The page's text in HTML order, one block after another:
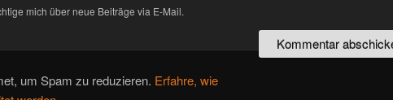
mich über neue Beiträge via E-Mail.
um Spam zu reduzieren. Erfahre, wie